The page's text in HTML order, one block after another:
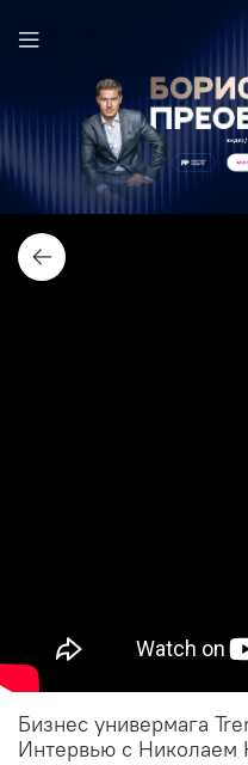
Бизнес универмага
Интервью с Николаем